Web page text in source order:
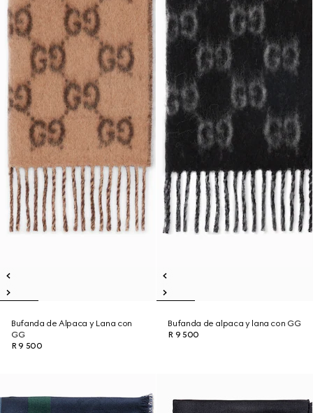
Bufanda de Alpaca y Lana con
GG
R 9 500
Bufanda de alpaca y lana con GG
R 9 500